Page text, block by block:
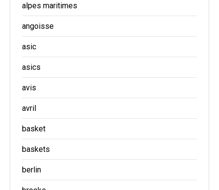
alpes maritimes
angoisse
asic
asics
avis
avril
basket
baskets
berlin